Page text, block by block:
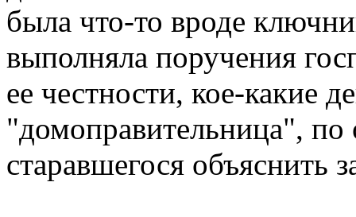
была что-то вроде
выполняла поручения
ее честности, кое-какие
"домоправительница",
старавшегося объяснить